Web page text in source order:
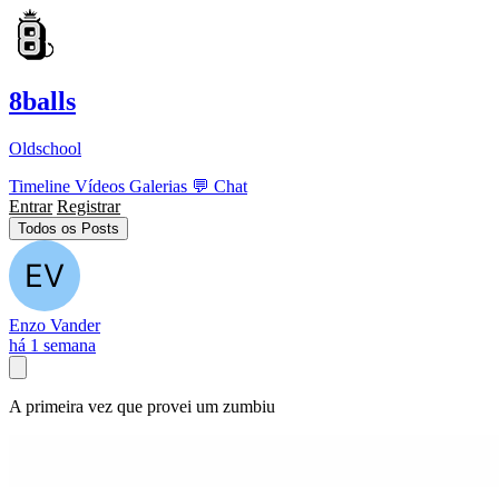
8balls
Oldschool
Timeline Vídeos Galerias 💬 Chat
Entrar Registrar
Todos os Posts
Enzo Vander
há 1 semana
A primeira vez que provei um zumbiu